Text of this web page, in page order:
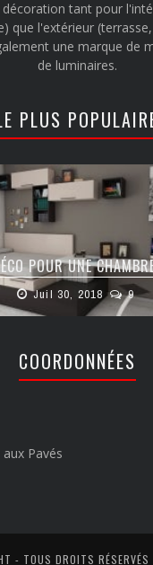
tant pour
que l'extérieur
une marque de
de luminaires.
PLUS
POUR UNE
Juil 30, 2018 9
COORDONNÉES
Pavés
- TOUS DROITS RÉSERVÉS